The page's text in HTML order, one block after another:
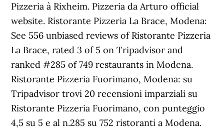
Pizzeria à Rixheim. Pizzeria da Arturo official
website. Ristorante Pizzeria La Brace, Modena:
See 556 unbiased reviews of Ristorante Pizzeria
La Brace, rated 3 of 5 on Tripadvisor and
ranked #285 of 749 restaurants in Modena.
Ristorante Pizzeria Fuorimano, Modena: su
Tripadvisor trovi 20 recensioni imparziali su
Ristorante Pizzeria Fuorimano, con punteggio
4,5 su 5 e al n.285 su 752 ristoranti a Modena.